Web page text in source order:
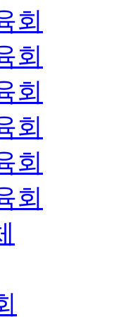
회
회
회
회
회
회